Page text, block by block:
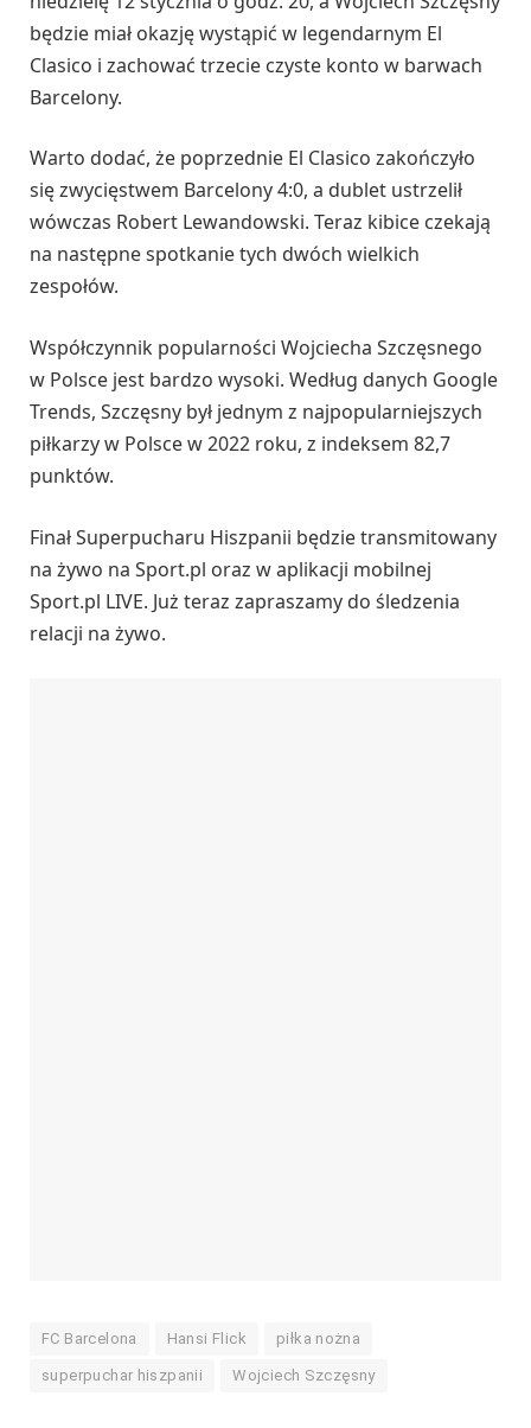
będzie miał okazję wystąpić w legendarnym El
Clasico i zachować trzecie czyste konto w barwach
Barcelony.
Warto dodać, że poprzednie El Clasico zakończyło
się zwycięstwem Barcelony 4:0, a dublet ustrzelił
wówczas Robert Lewandowski. Teraz kibice czekają
na następne spotkanie tych dwóch wielkich
zespołów.
Współczynnik popularności Wojciecha Szczęsnego
w Polsce jest bardzo wysoki. Według danych Google
Trends, Szczęsny był jednym z najpopularniejszych
piłkarzy w Polsce w 2022 roku, z indeksem 82,7
punktów.
Finał Superpucharu Hiszpanii będzie transmitowany
na żywo na Sport.pl oraz w aplikacji mobilnej
Sport.pl LIVE. Już teraz zapraszamy do śledzenia
relacji na żywo.
FC Barcelona Hansi Flick piłka nożna
superpuchar hiszpanii Wojciech Szczęsny